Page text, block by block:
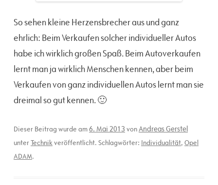
So sehen kleine Herzensbrecher aus und ganz
ehrlich: Beim Verkaufen solcher individueller Autos
habe ich wirklich großen Spaß. Beim Autoverkaufen
lernt man ja wirklich Menschen kennen, aber beim
Verkaufen von ganz individuellen Autos lernt man sie
dreimal so gut kennen. 🙂
Dieser Beitrag wurde am6. Mai 2013 vonAndreas Gerstel
unterTechnikveröffentlicht. Schlagwörter: Individualität, Opel
ADAM.